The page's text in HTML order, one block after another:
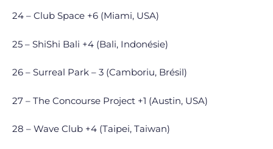
24 – Club Space +6 (Miami, USA)
25 – ShiShi Bali +4 (Bali, Indonésie)
26 – Surreal Park – 3 (Camboriu, Brésil)
27 – The Concourse Project +1 (Austin, USA)
28 – Wave Club +4 (Taipei, Taiwan)